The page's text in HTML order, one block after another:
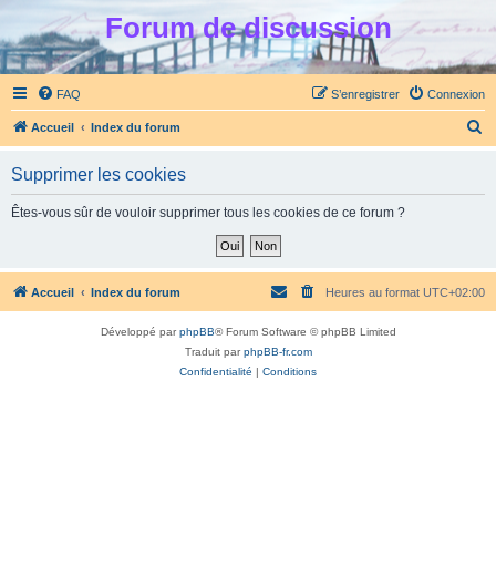
Forum de discussion
FAQ Connexion
S’enregistrer
Accueil Index du forum
h
Supprimer les cookies
Êtes-vous sûr de vouloir supprimer tous les cookies de ce forum ?
Accueil Index du forum Heures au format UTC+02:00
Développé parphpBB® Forum Software © phpBB Limited
Traduit parphpBB-fr.com
Confidentialité | Conditions